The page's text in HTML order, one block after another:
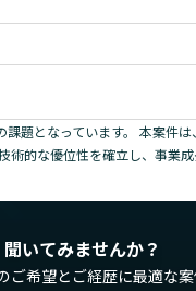
題となっています。 本案件
的な優位性を確立し、事業成
いてみませんか？
ご希望とご経歴に最適な